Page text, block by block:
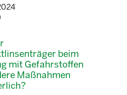
beim
mit Gefahrstoffen
Maßnahmen